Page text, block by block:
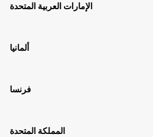
الإمارات العربية المتحدة
ألمانيا
فرنسا
المملكة المتحدة